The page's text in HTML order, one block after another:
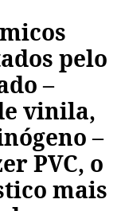
pelo
–
vinila,
–
PVC, o
mais